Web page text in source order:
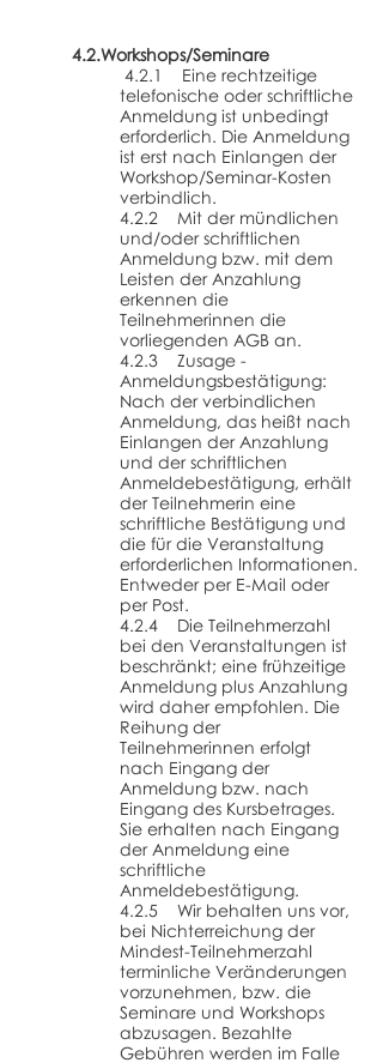
4.2.Workshops/Seminare
4.2.1 Eine rechtzeitige
telefonische oder schriftliche
Anmeldung ist unbedingt
erforderlich. Die Anmeldung
ist erst nach Einlangen der
Workshop/Seminar-Kosten
verbindlich.
4.2.2 Mit der mündlichen
und/oder schriftlichen
Anmeldung bzw. mit dem
Leisten der Anzahlung
erkennen die
Teilnehmerinnen die
vorliegenden AGB an.
4.2.3 Zusage -
Anmeldungsbestätigung:
Nach der verbindlichen
Anmeldung, das heißt nach
Einlangen der Anzahlung
und der schriftlichen
Anmeldebestätigung, erhält
der Teilnehmerin eine
schriftliche Bestätigung und
die für die Veranstaltung
erforderlichen Informationen.
Entweder per E-Mail oder
per Post.
4.2.4 Die Teilnehmerzahl
bei den Veranstaltungen ist
beschränkt; eine frühzeitige
Anmeldung plus Anzahlung
wird daher empfohlen. Die
Reihung der
Teilnehmerinnen erfolgt
nach Eingang der
Anmeldung bzw. nach
Eingang des Kursbetrages.
Sie erhalten nach Eingang
der Anmeldung eine
schriftliche
Anmeldebestätigung.
4.2.5 Wir behalten uns vor,
bei Nichterreichung der
Mindest-Teilnehmerzahl
terminliche Veränderungen
vorzunehmen, bzw. die
Seminare und Workshops
abzusagen. Bezahlte
Gebühren werden im Falle